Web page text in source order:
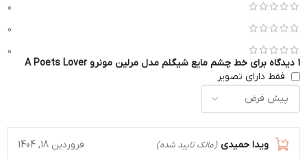
0
0
0
1 دیدگاه برای
خط چشم مایع شیگلم مدل مرلین مونرو A Poets Lover
فقط دارای تصویر
ویدا حمیدی (مالک تایید شده) فروردین 18, 1404